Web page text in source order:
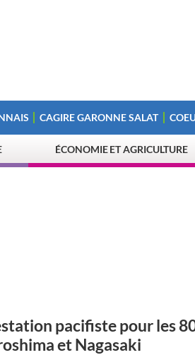
CAGIRE GARONNE SALAT
ÉCONOMIE ET AGRICULTURE
pacifiste pour les
et Nagasaki